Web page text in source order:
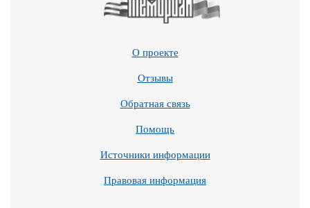
О проекте
Отзывы
Обратная связь
Помощь
Источники информации
Правовая информация